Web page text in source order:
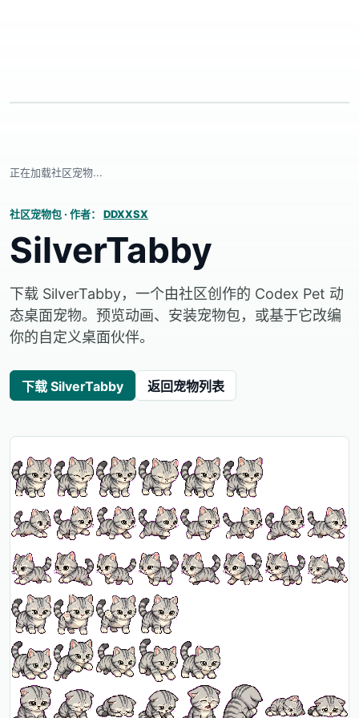
正在加载社区宠物...
社区宠物包 · 作者： DDXXSX
SilverTabby
下载 SilverTabby，一个由社区创作的 Codex Pet 动
态桌面宠物。预览动画、安装宠物包，或基于它改编
你的自定义桌面伙伴。
下载 SilverTabby 返回宠物列表